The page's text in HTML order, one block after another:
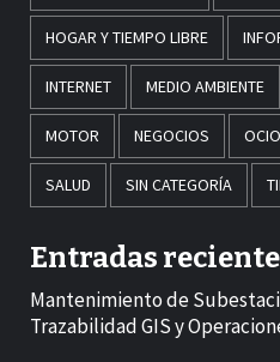
HOGAR Y TIEMPO LIBRE
INTERNET MEDIO AMBIENTE
MOTOR NEGOCIOS
SALUD SIN CATEGORÍA
Entradas
Mantenimiento de
Trazabilidad GIS y